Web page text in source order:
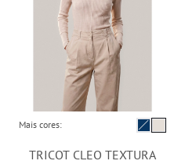
Mais cores:
TRICOT CLEO TEXTURA